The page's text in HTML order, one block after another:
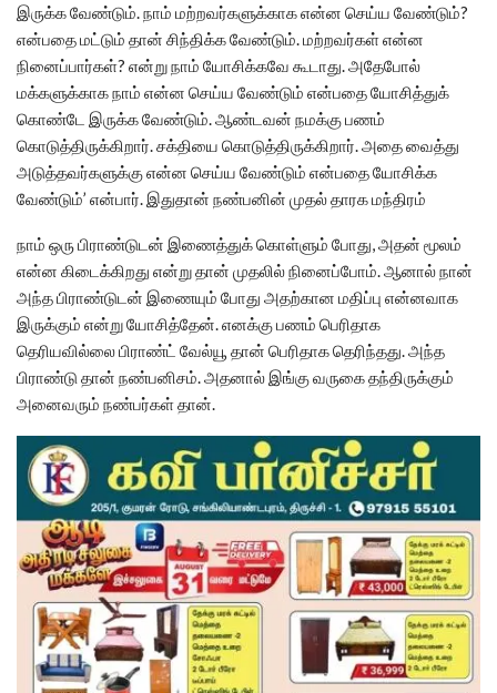
இருக்க வேண்டும். நாம் மற்றவர்களுக்காக என்ன செய்ய வேண்டும்?
என்பதை மட்டும் தான் சிந்திக்க வேண்டும். மற்றவர்கள் என்ன
நினைப்பார்கள்? என்று நாம் யோசிக்கவே கூடாது. அதேபோல்
மக்களுக்காக நாம் என்ன செய்ய வேண்டும் என்பதை யோசித்துக்
கொண்டே இருக்க வேண்டும். ஆண்டவன் நமக்கு பணம்
கொடுத்திருக்கிறார். சக்தியை கொடுத்திருக்கிறார். அதை வைத்து
அடுத்தவர்களுக்கு என்ன செய்ய வேண்டும் என்பதை யோசிக்க
வேண்டும்’ என்பார். இதுதான் நண்பனின் முதல் தாரக மந்திரம்
நாம் ஒரு பிராண்டுடன் இணைத்துக் கொள்ளும் போது, அதன் மூலம்
என்ன கிடைக்கிறது என்று தான் முதலில் நினைப்போம். ஆனால் நான்
அந்த பிராண்டுடன் இணையும் போது அதற்கான மதிப்பு என்னவாக
இருக்கும் என்று யோசித்தேன். எனக்கு பணம் பெரிதாக
தெரியவில்லை பிராண்ட் வேல்யூ தான் பெரிதாக தெரிந்தது. அந்த
பிராண்டு தான் நண்பனிசம். அதனால் இங்கு வருகை தந்திருக்கும்
அனைவரும் நண்பர்கள் தான்.